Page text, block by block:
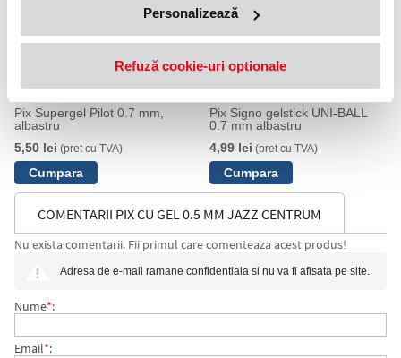
Personalizează
Refuză cookie-uri optionale
Pix Supergel Pilot 0.7 mm,
albastru
5,50 lei (pret cu TVA)
Pix Signo gelstick UNI-BALL
0.7 mm albastru
4,99 lei (pret cu TVA)
COMENTARII PIX CU GEL 0.5 MM JAZZ CENTRUM
Nu exista comentarii. Fii primul care comenteaza acest produs!
Adresa de e-mail ramane confidentiala si nu va fi afisata pe site.
Nume*:
Email*: